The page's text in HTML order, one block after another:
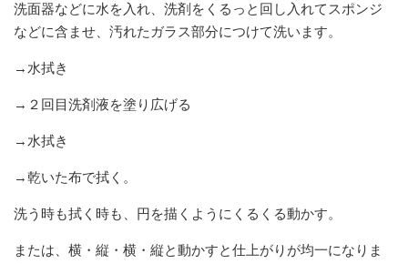
洗面器などに水を入れ、洗剤をくるっと回し入れてスポンジ
などに含ませ、汚れたガラス部分につけて洗います。
→水拭き
→２回目洗剤液を塗り広げる
→水拭き
→乾いた布で拭く。
洗う時も拭く時も、円を描くようにくるくる動かす。
または、横・縦・横・縦と動かすと仕上がりが均一になりま